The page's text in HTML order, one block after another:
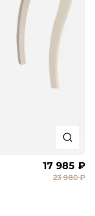
17 985 ₽
23 980 ₽